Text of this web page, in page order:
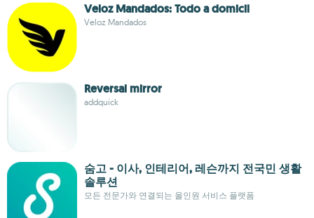
Veloz Mandados: Todo a domicil
Veloz Mandados
Reversal mirror
addquick
숨고 - 이사, 인테리어, 레슨까지 전국민 생활
솔루션
모든 전문가와 연결되는 올인원 서비스 플랫폼